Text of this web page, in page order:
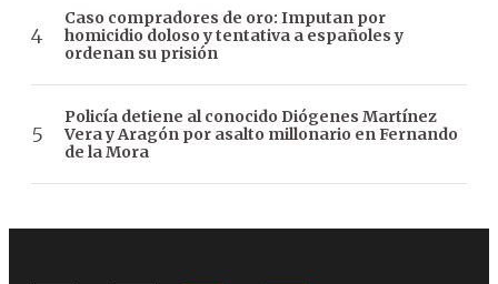
Caso compradores de oro: Imputan por
homicidio doloso y tentativa a españoles y
ordenan su prisión
Policía detiene al conocido Diógenes Martínez
Vera y Aragón por asalto millonario en Fernando
de la Mora